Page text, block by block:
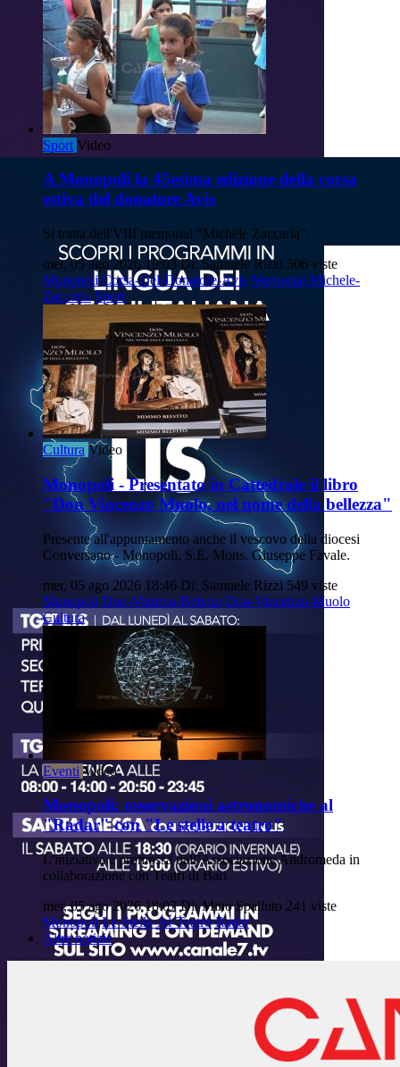
Sport Video
A Monopoli la 45esima edizione della corsa
estiva del donatore Avis
Si tratta dell'VIII memorial "Michele Zaccaria".
mer, 05 ago 2026 19:03 Di: Samuele Rizzi 506 viste
Monopoli Corsa-Del-Donatore-Avis Memorial-Michele-
Zaccaria Sport
Cultura Video
Monopoli - Presentato in Cattedrale il libro
"Don Vincenzo Muolo, nel nome della bellezza"
Presente all'appuntamento anche il vescovo della diocesi
Conversano - Monopoli, S.E. Mons. Giuseppe Favale.
mer, 05 ago 2026 18:46 Di: Samuele Rizzi 549 viste
Monopoli Don-Mimmo-Belvito Don-Vincenzo-Muolo
Cultura
Eventi Video
Monopoli: osservazioni astronomiche al
"Radar" con "Le stelle a teatro"
L'iniziativa è promossa dall’Associazione Andromeda in
collaborazione con Teatri di Bari
mer, 05 ago 2026 18:07 Di: Mino Spalluto 241 viste
Monopoli Le-Stelle-Al-Teatro Radar
Altre notizie